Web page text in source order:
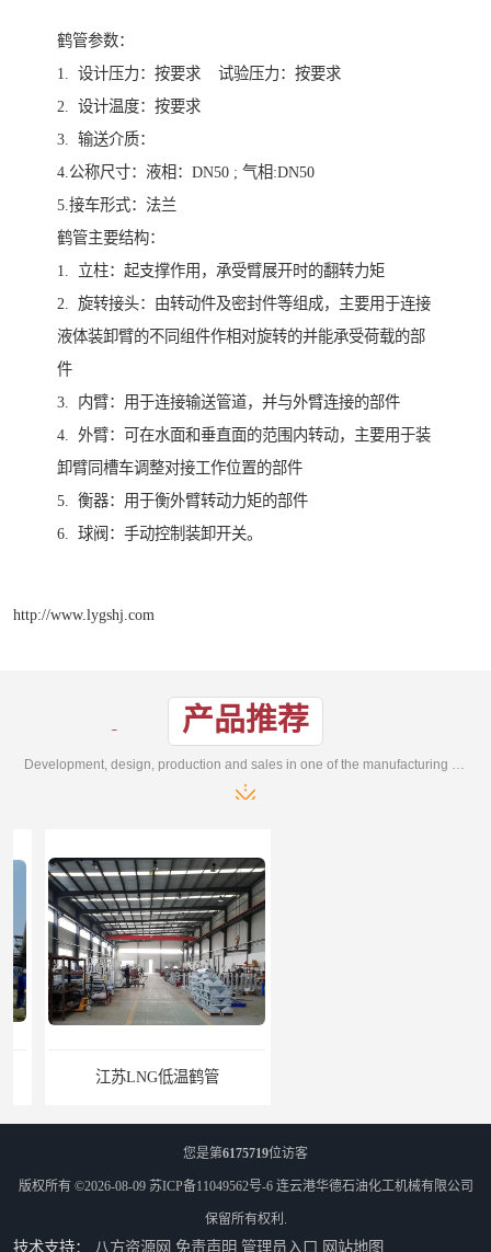
鹤管参数：
1. 设计压力：按要求 试验压力：按要求
2. 设计温度：按要求
3. 输送介质：
4.公称尺寸：液相：DN50 ; 气相:DN50
5.接车形式：法兰
鹤管主要结构：
1. 立柱：起支撑作用，承受臂展开时的翻转力矩
2. 旋转接头：由转动件及密封件等组成，主要用于连接
液体装卸臂的不同组件作相对旋转的并能承受荷载的部
件
3. 内臂：用于连接输送管道，并与外臂连接的部件
4. 外臂：可在水面和垂直面的范围内转动，主要用于装
卸臂同槽车调整对接工作位置的部件
5. 衡器：用于衡外臂转动力矩的部件
6. 球阀：手动控制装卸开关。
http://www.lygshj.com
产品推荐
Development, design, production and sales in one of the manufacturing enterprises
江苏LNG低温鹤管
您是第6175719位访客
版权所有 ©2026-08-09 苏ICP备11049562号-6 连云港华德石油化工机械有限公司
保留所有权利.
技术支持： 八方资源网 免责声明 管理员入口 网站地图